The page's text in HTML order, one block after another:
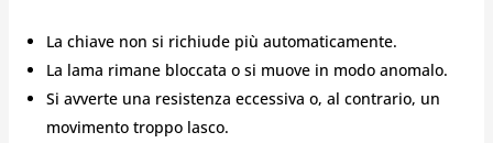
La chiave non si richiude più automaticamente.
La lama rimane bloccata o si muove in modo anomalo.
Si avverte una resistenza eccessiva o, al contrario, un
movimento troppo lasco.